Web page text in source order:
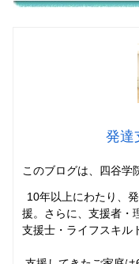
発達
このブログは、四谷学
10年以上にわたり、
援。さらに、支援者・
支援士・ライフスキル